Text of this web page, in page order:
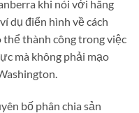
khi nói với hãng
dụ điển hình về cách
thể thành công trong việc
mà không phải mạo
bố phân chia sản